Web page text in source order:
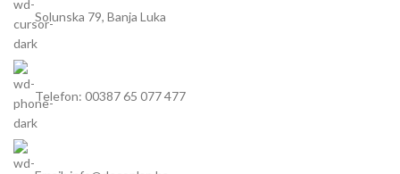
Solunska 79, Banja Luka
Telefon: 00387 65 077 477